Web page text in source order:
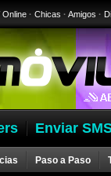
Online · Chicas · Amigos ·
Enviar
Paso a Paso